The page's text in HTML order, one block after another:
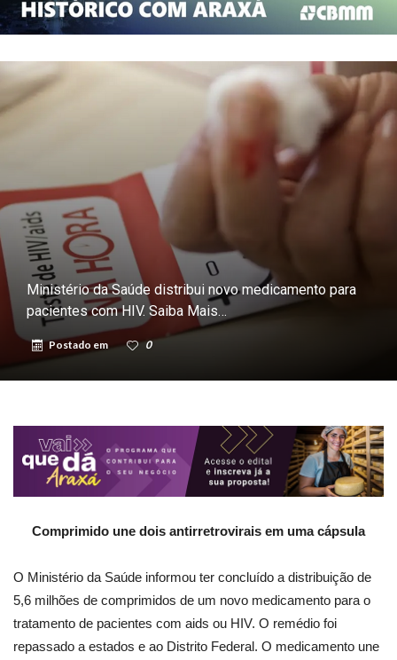
Ministério da Saúde distribui novo medicamento para
pacientes com HIV. Saiba Mais…
Postado em 0
Comprimido une dois antirretrovirais em uma cápsula
O Ministério da Saúde informou ter concluído a distribuição de
5,6 milhões de comprimidos de um novo medicamento para o
tratamento de pacientes com aids ou HIV. O remédio foi
repassado a estados e ao Distrito Federal. O medicamento une